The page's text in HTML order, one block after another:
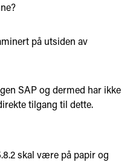
på utsiden av
SAP og dermed har ikke
tilgang til dette.
skal være på papir og